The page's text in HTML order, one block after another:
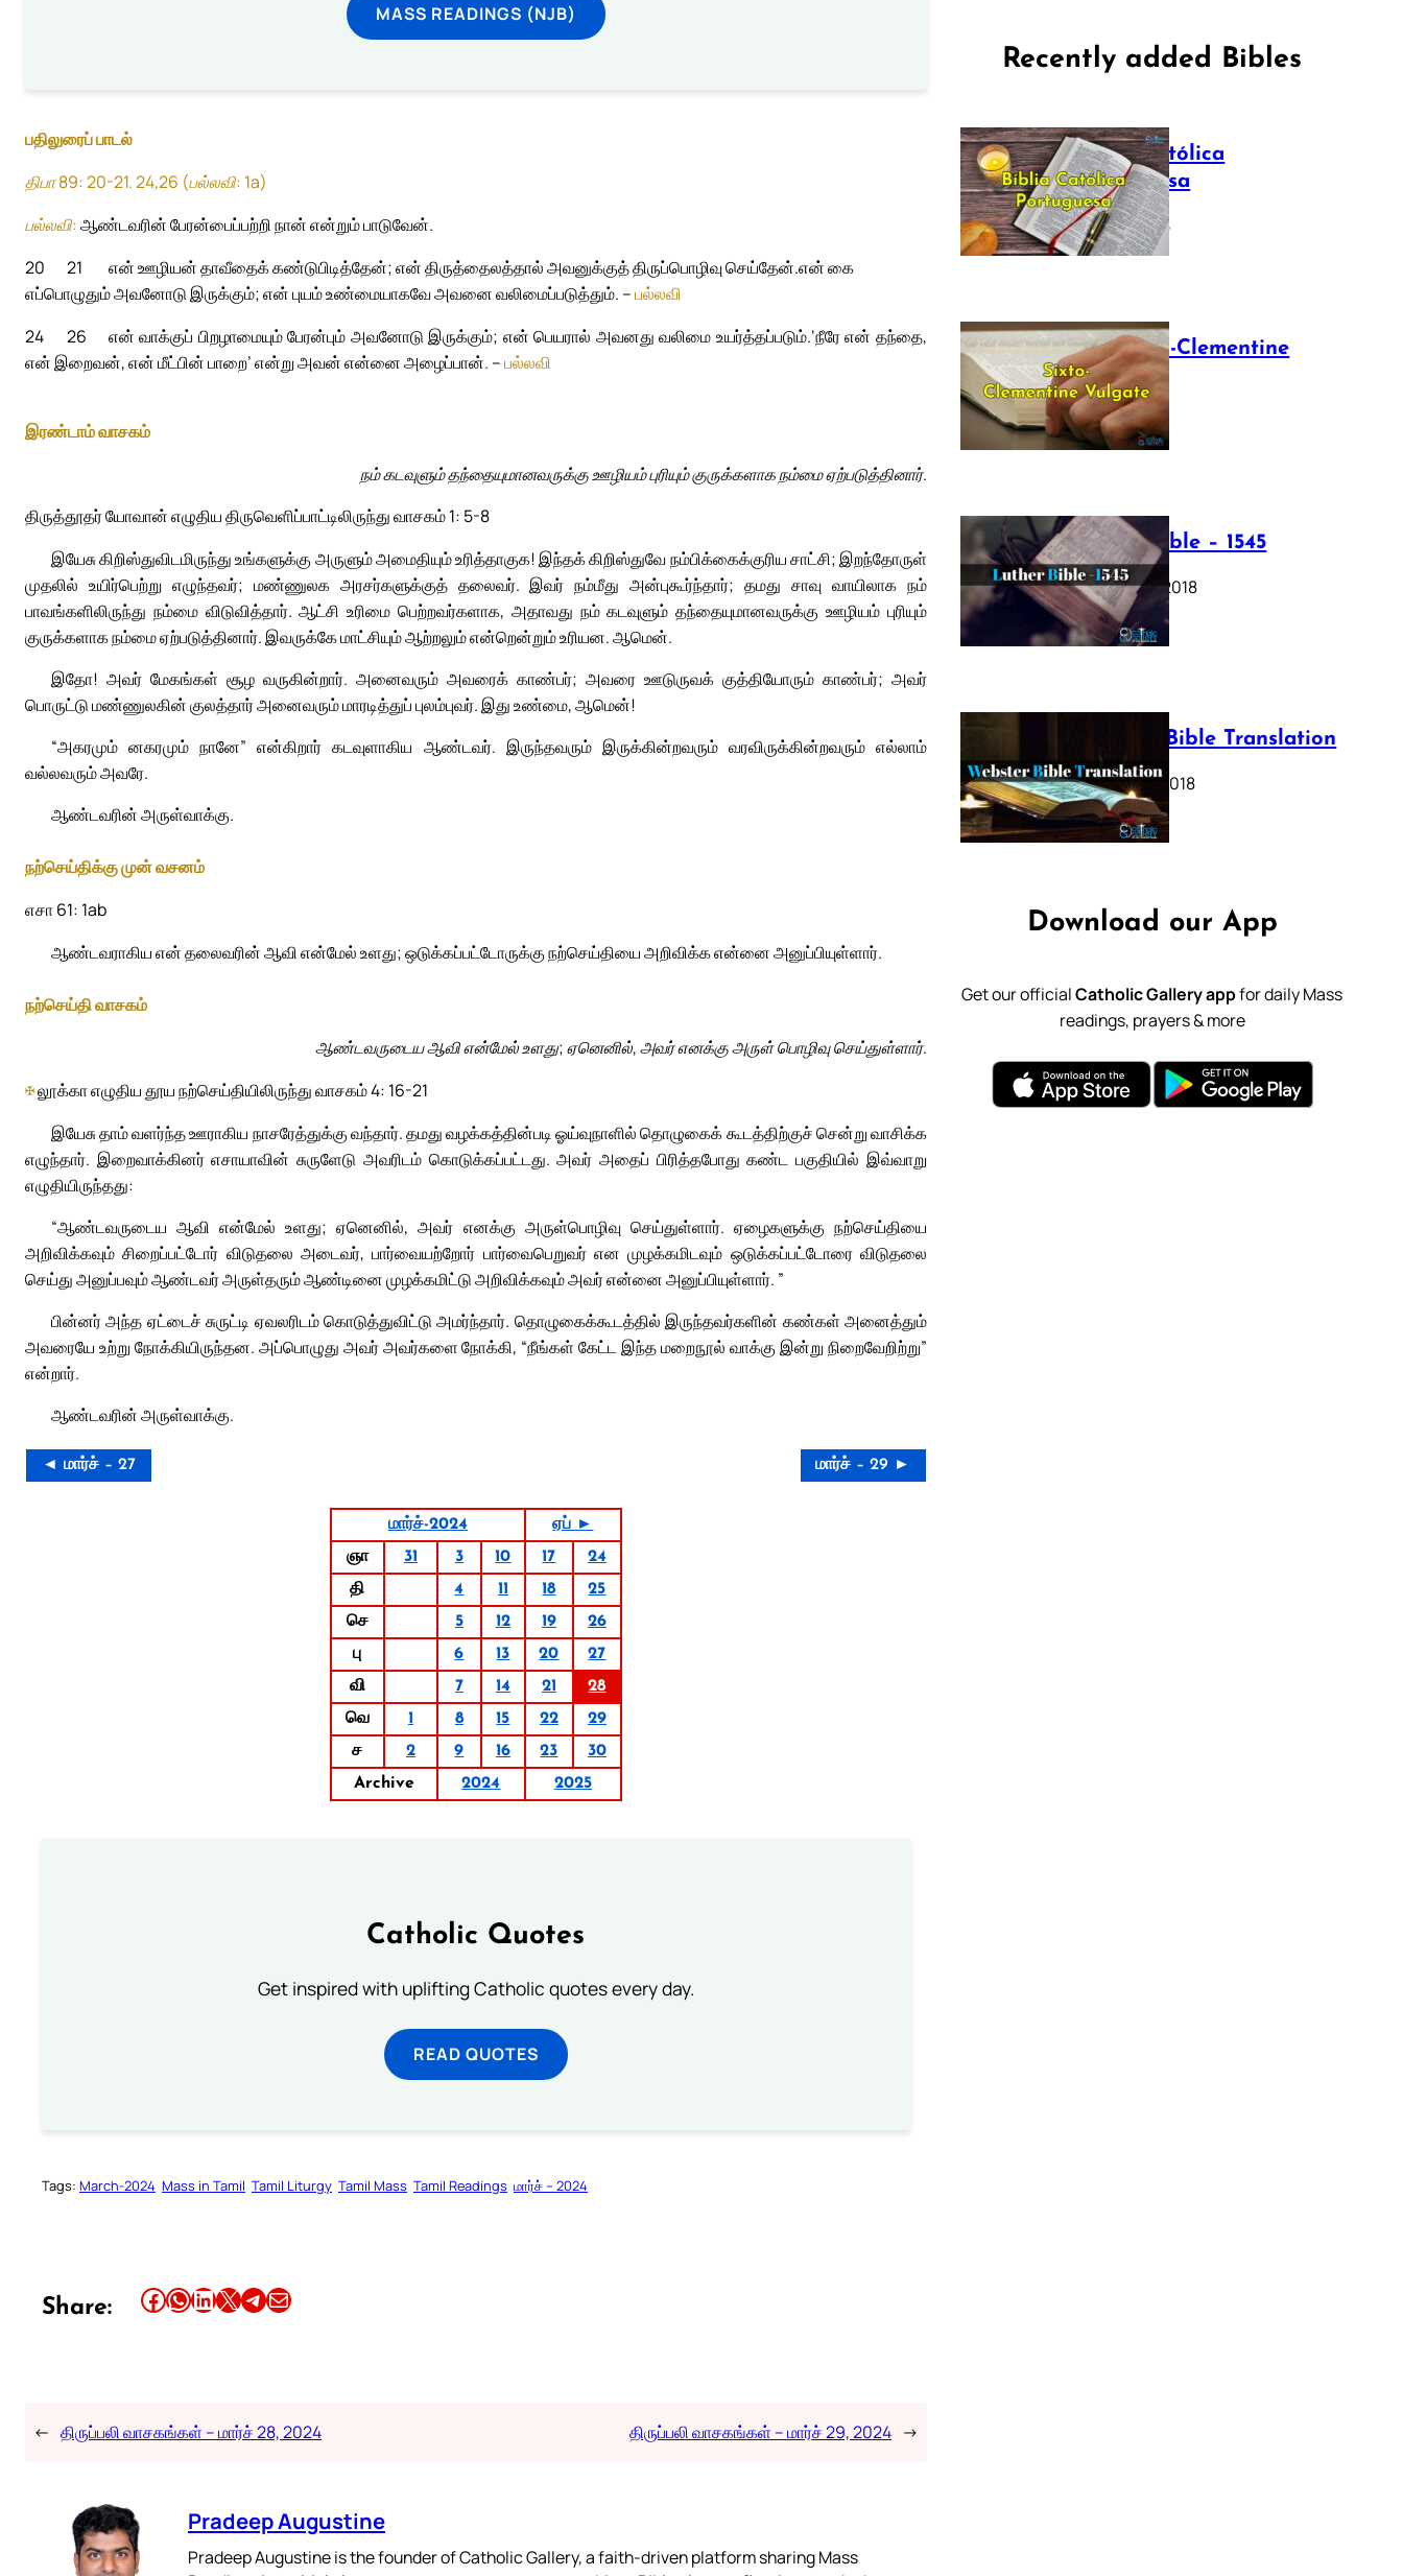
MASS READINGS (NJB)
பதிலுரைப் பாடல்
திபா 89: 20-21. 24,26 (பல்லவி: 1a)
பல்லவி:ஆண்டவரின் பேரன்பைப்பற்றி நான் என்றும் பாடுவேன்.
20
என் ஊழியன் தாவீதைக் கண்டுபிடித்தேன்; என் திருத்தைலத்தால் அவனுக்குத் திருப்பொழிவு செய்தேன்.
21
என் கை
எப்பொழுதும் அவனோடு இருக்கும்; என் புயம் உண்மையாகவே அவனை வலிமைப்படுத்தும். –பல்லவி
24
என் வாக்குப் பிறழாமையும் பேரன்பும் அவனோடு இருக்கும்; என் பெயரால் அவனது வலிமை உயர்த்தப்படும்.
26
‘நீரே என் தந்தை,
என் இறைவன், என் மீட்பின் பாறை’ என்று அவன் என்னை அழைப்பான். –பல்லவி
இரண்டாம் வாசகம்
நம் கடவுளும் தந்தையுமானவருக்கு ஊழியம் புரியும் குருக்களாக நம்மை ஏற்படுத்தினார்.
திருத்தூதர் யோவான் எழுதிய திருவெளிப்பாட்டிலிருந்து வாசகம் 1: 5-8
இயேசு கிறிஸ்துவிடமிருந்து உங்களுக்கு அருளும் அமைதியும் உரித்தாகுக! இந்தக் கிறிஸ்துவே நம்பிக்கைக்குரிய சாட்சி; இறந்தோருள்
முதலில் உயிர்பெற்று எழுந்தவர்; மண்ணுலக அரசர்களுக்குத் தலைவர். இவர் நம்மீது அன்புகூர்ந்தார்; தமது சாவு வாயிலாக நம்
பாவங்களிலிருந்து நம்மை விடுவித்தார். ஆட்சி உரிமை பெற்றவர்களாக, அதாவது நம் கடவுளும் தந்தையுமானவருக்கு ஊழியம் புரியும்
குருக்களாக நம்மை ஏற்படுத்தினார். இவருக்கே மாட்சியும் ஆற்றலும் என்றென்றும் உரியன. ஆமென்.
இதோ! அவர் மேகங்கள் சூழ வருகின்றார். அனைவரும் அவரைக் காண்பர்; அவரை ஊடுருவக் குத்தியோரும் காண்பர்; அவர்
பொருட்டு மண்ணுலகின் குலத்தார் அனைவரும் மாரடித்துப் புலம்புவர். இது உண்மை, ஆமென்!
“அகரமும் னகரமும் நானே” என்கிறார் கடவுளாகிய ஆண்டவர். இருந்தவரும் இருக்கின்றவரும் வரவிருக்கின்றவரும் எல்லாம்
வல்லவரும் அவரே.
ஆண்டவரின் அருள்வாக்கு.
நற்செய்திக்கு முன் வசனம்
எசா 61: 1ab
ஆண்டவராகிய என் தலைவரின் ஆவி என்மேல் உளது; ஒடுக்கப்பட்டோருக்கு நற்செய்தியை அறிவிக்க என்னை அனுப்பியுள்ளார்.
நற்செய்தி வாசகம்
ஆண்டவருடைய ஆவி என்மேல் உளது; ஏனெனில், அவர் எனக்கு அருள் பொழிவு செய்துள்ளார்.
✠லூக்கா எழுதிய தூய நற்செய்தியிலிருந்து வாசகம் 4: 16-21
இயேசு தாம் வளர்ந்த ஊராகிய நாசரேத்துக்கு வந்தார். தமது வழக்கத்தின்படி ஓய்வுநாளில் தொழுகைக் கூடத்திற்குச் சென்று வாசிக்க
எழுந்தார். இறைவாக்கினர் எசாயாவின் சுருளேடு அவரிடம் கொடுக்கப்பட்டது. அவர் அதைப் பிரித்தபோது கண்ட பகுதியில் இவ்வாறு
எழுதியிருந்தது:
“ஆண்டவருடைய ஆவி என்மேல் உளது; ஏனெனில், அவர் எனக்கு அருள்பொழிவு செய்துள்ளார். ஏழைகளுக்கு நற்செய்தியை
அறிவிக்கவும் சிறைப்பட்டோர் விடுதலை அடைவர், பார்வையற்றோர் பார்வைபெறுவர் என முழக்கமிடவும் ஒடுக்கப்பட்டோரை விடுதலை
செய்து அனுப்பவும் ஆண்டவர் அருள்தரும் ஆண்டினை முழக்கமிட்டு அறிவிக்கவும் அவர் என்னை அனுப்பியுள்ளார். ”
பின்னர் அந்த ஏட்டைச் சுருட்டி ஏவலரிடம் கொடுத்துவிட்டு அமர்ந்தார். தொழுகைக்கூடத்தில் இருந்தவர்களின் கண்கள் அனைத்தும்
அவரையே உற்று நோக்கியிருந்தன. அப்பொழுது அவர் அவர்களை நோக்கி, “நீங்கள் கேட்ட இந்த மறைநூல் வாக்கு இன்று நிறைவேறிற்று”
என்றார்.
ஆண்டவரின் அருள்வாக்கு.
◄ மார்ச் – 27 மார்ச் – 29 ►
மார்ச்-2024
ஏப் ►
ஞா
31 3 10 17
24
தி
4 11 18
25
செ
5 12 19
26
பு
6 13 20
27
வி
7 14 21
28
வெ
1 8 15 22
29
ச
2 9 16 23
30
Archive
2024 2025
Catholic Quotes
Get inspired with uplifting Catholic quotes every day.
READ QUOTES
Tags: March-2024 Mass in Tamil Tamil Liturgy Tamil Mass Tamil Readings மார்ச் – 2024
Share: Share this article on Facebook Share this article on WhatsApp Share this article on LinkedIn Share this article on X Share this article on TelegramEmail this Article
← திருப்பலி வாசகங்கள் – மார்ச் 28, 2024 திருப்பலி வாசகங்கள் – மார்ச் 29, 2024 →
Pradeep Augustine
Pradeep Augustine is the founder of Catholic Gallery, a faith-driven platform sharing Mass
Recently added Bibles
Bíblia Católica
Portuguesa
July 16, 2025
The Sixto-Clementine
Vulgate
July 12, 2025
Luther Bible – 1545
October 17, 2018
Webster Bible Translation
October 11, 2018
Download our App
Get our officialCatholic Gallery appfor daily Mass
readings, prayers & more